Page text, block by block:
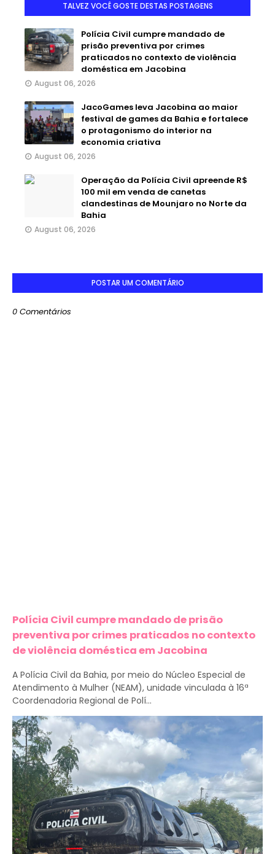
TALVEZ VOCÊ GOSTE DESTAS POSTAGENS
Polícia Civil cumpre mandado de
prisão preventiva por crimes
praticados no contexto de violência
doméstica em Jacobina
August 06, 2026
JacoGames leva Jacobina ao maior
festival de games da Bahia e fortalece
o protagonismo do interior na
economia criativa
August 06, 2026
Operação da Polícia Civil apreende R$
100 mil em venda de canetas
clandestinas de Mounjaro no Norte da
Bahia
August 06, 2026
POSTAR UM COMENTÁRIO
0 Comentários
Polícia Civil cumpre mandado de prisão
preventiva por crimes praticados no contexto
de violência doméstica em Jacobina
A Polícia Civil da Bahia, por meio do Núcleo Especial de
Atendimento à Mulher (NEAM), unidade vinculada à 16ª
Coordenadoria Regional de Polí...